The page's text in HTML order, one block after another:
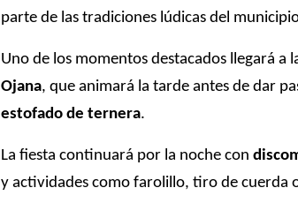
parte de las tradiciones lúdicas del
Uno de los momentos destacados llegará a
Ojana, que animará la tarde antes de dar
estofado de ternera.
La fiesta continuará por la noche con
y actividades como farolillo, tiro de cuerda